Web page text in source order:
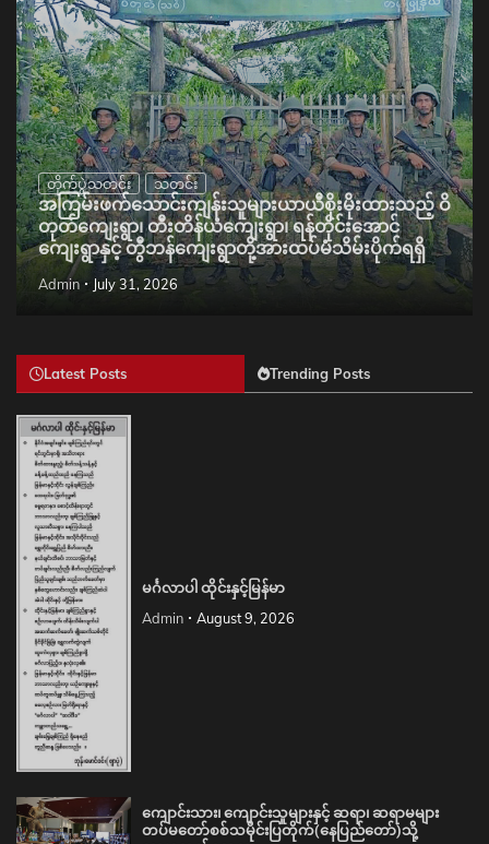
တိုက်ပွဲသတင်း သတင်း
အကြမ်းဖက်သောင်းကျန်းသူများယာယီစိုးမိုးထားသည့် ဝိ
တုတ်ကျေးရွာ၊ တီးတိန်ယံကျေးရွာ၊ ရန်တိုင်းအောင်
ကျေးရွာနှင့် တွီဘန်ကျေးရွာတို့အားထပ်မံသိမ်းပိုက်ရရှိ
Admin July 31, 2026
Latest Posts Trending Posts
မင်္ဂလာပါ ထိုင်းနှင့်မြန်မာ
Admin August 9, 2026
ကျောင်းသား၊ ကျောင်းသူများနှင့် ဆရာ၊ ဆရာမများ
တပ်မတော်စစ်သမိုင်းပြတိုက်(နေပြည်တော်)သို့